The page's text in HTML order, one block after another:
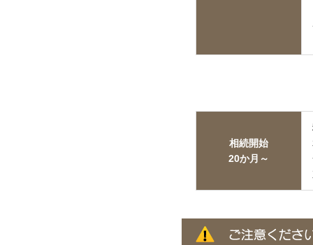
相続開始
20か月～